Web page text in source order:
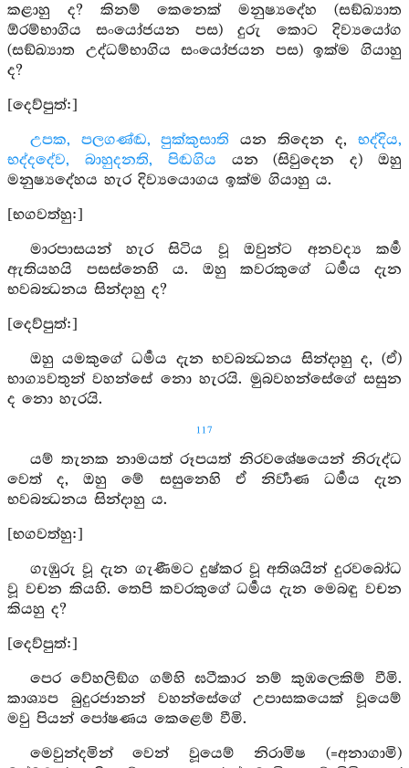
කළාහු ද? කිනම් කෙනෙක් මනුෂ්‍යදේහ (සඞ්ඛ්‍යාත
ඕරම්භාගිය සංයෝජයන පස) දුරු කොට දිව්‍යයෝග
(සඞ්ඛ්‍යාත උද්ධම්භාගිය සංයෝජයන පස) ඉක්ම ගියාහු
ද?
[දෙව්පුත්:]
උපක, පලගණ්ඬ, පුක්කුසාති යන තිදෙන ද,භද්දිය,
භද්‍දදේව, බාහුදනති, පිඬගිය යන (සිවුදෙන ද) ඔහු
මනුෂ්‍යදේහය හැර දිව්‍යයොගය ඉක්ම ගියාහු ය.
[භගවත්හු:]
මාරපාසයන් හැර සිටිය වූ ඔවුන්ට අනවද්‍ය කර්‍ම
ඇතියහයි පසස්නෙහි ය. ඔහු කවරකුගේ ධර්‍මය දැන
භවබන්‍ධනය සින්දාහු ද?
[දෙව්පුත්:]
ඔහු යමකුගේ ධර්‍මය දැන භවබන්‍ධනය සින්දාහු ද, (ඒ)
භාග්‍යවතුන් වහන්සේ නො හැරයි. මුබවහන්සේගේ සසුන
ද නො හැරයි.
117
යම් තැනක නාමයත් රූපයත් නිරවශේෂයෙන් නිරුද්ධ
වෙත් ද, ඔහු මේ සසුනෙහි ඒ නිර්‍වාණ ධර්‍මය දැන
භවබන්‍ධනය සින්දාහු ය.
[භගවත්හු:]
ගැඹුරු වූ දැන ගැණීමට දුෂ්කර වූ අතිශයින් දුරවබෝධ
වූ වචන කියහි. තෙපි කවරකුගේ ධර්‍මය දැන මෙබඳු වචන
කියහු ද?
[දෙව්පුත්:]
පෙර වේහලිඞ්ග ගම්හි ඝටීකාර නම් කුඹලෙකිම් වීමි.
කාශ්‍යප බුදුරජානන් වහන්සේගේ උපාසකයෙක් වූයෙම්
මවු පියන් පෝෂණය කෙළෙම් වීමි.
මෙවුන්දමින් වෙන් වූයෙම් නිරාමිෂ (=අනාගාමි)